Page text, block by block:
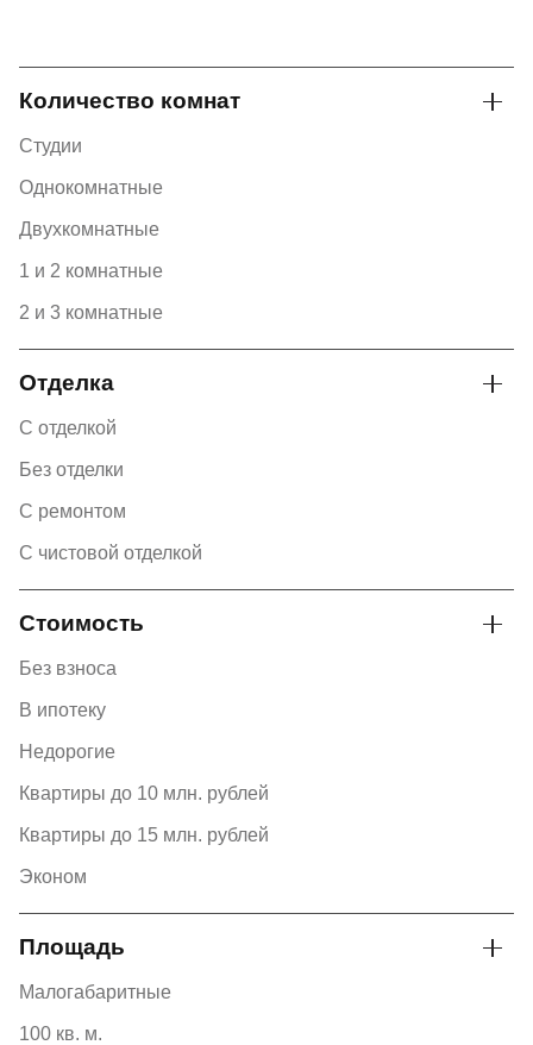
Количество комнат
Студии
Однокомнатные
Двухкомнатные
1 и 2 комнатные
2 и 3 комнатные
Отделка
С отделкой
Без отделки
С ремонтом
С чистовой отделкой
Стоимость
Без взноса
В ипотеку
Недорогие
Квартиры до 10 млн. рублей
Квартиры до 15 млн. рублей
Эконом
Площадь
Малогабаритные
100 кв. м.